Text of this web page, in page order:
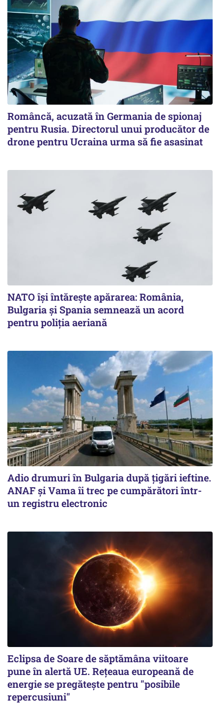
Româncă, acuzată în Germania de spionaj
pentru Rusia. Directorul unui producător de
drone pentru Ucraina urma să fie asasinat
NATO își întărește apărarea: România,
Bulgaria și Spania semnează un acord
pentru poliția aeriană
Adio drumuri în Bulgaria după țigări ieftine.
ANAF și Vama îi trec pe cumpărători într-
un registru electronic
Eclipsa de Soare de săptămâna viitoare
pune în alertă UE. Rețeaua europeană de
energie se pregătește pentru "posibile
repercusiuni"